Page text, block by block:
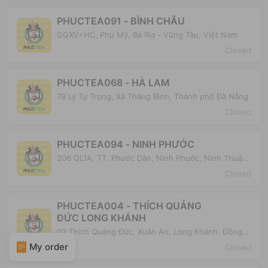
PHUCTEA091 - BÌNH CHÂU
GGXV+HC, Phú Mỹ, Bà Rịa - Vũng Tàu, Việt Nam
Closed
PHUCTEA068 - HÀ LAM
79 Lý Tự Trọng, Xã Thăng Bình, Thành phố Đà Nẵng
Closed
PHUCTEA094 - NINH PHƯỚC
206 QL1A, TT. Phước Dân, Ninh Phước, Ninh Thuận,
Closed
PHUCTEA004 - THÍCH QUẢNG
ĐỨC LONG KHÁNH
02 Thích Quảng Đức, Xuân An, Long Khánh, Đồng
Nai, Việt Nam
Closed
My order